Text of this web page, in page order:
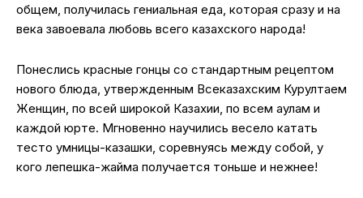
общем, получилась гениальная еда, которая сразу и на
века завоевала любовь всего казахского народа!
Понеслись красные гонцы со стандартным рецептом
нового блюда, утвержденным Всеказахским Курултаем
Женщин, по всей широкой Казахии, по всем аулам и
каждой юрте. Мгновенно научились весело катать
тесто умницы-казашки, соревнуясь между собой, у
кого лепешка-жайма получается тоньше и нежнее!